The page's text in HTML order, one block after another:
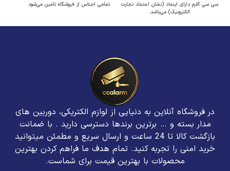
سی سی آلارم دارای اینماد (نشان اعتماد تجارت
الکترونیک) می‌باشد.
تمامی اجناس از فروشگاه تامین می‌شود
در فروشگاه آنلاین به دنیایی از لوازم الکتریکی، دوربین های
مدار بسته و … برترین برند‌ها دسترسی دارید . با ضمانت
بازگشت کالا تا 24 ساعت و ارسال سریع و مطمئن میتوانید
خرید امنی را تجربه کنید. تمام هدف ما فراهم کردن بهترین
محصولات با بهترین قیمت برای شماست.